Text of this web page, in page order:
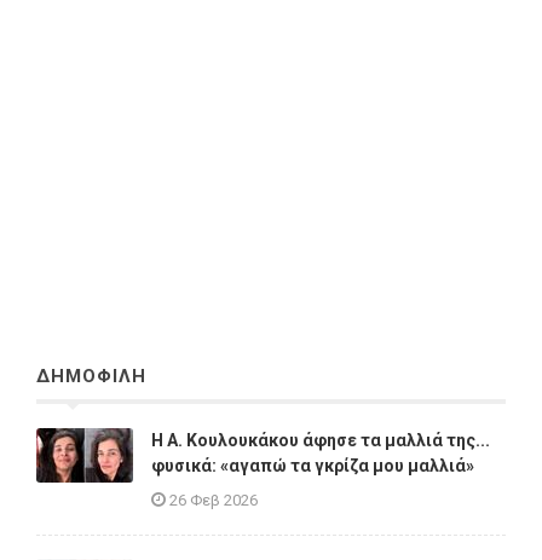
ΔΗΜΟΦΙΛΗ
Η A. Κουλουκάκου άφησε τα μαλλιά της...
φυσικά: «αγαπώ τα γκρίζα μου μαλλιά»
26 Φεβ 2026